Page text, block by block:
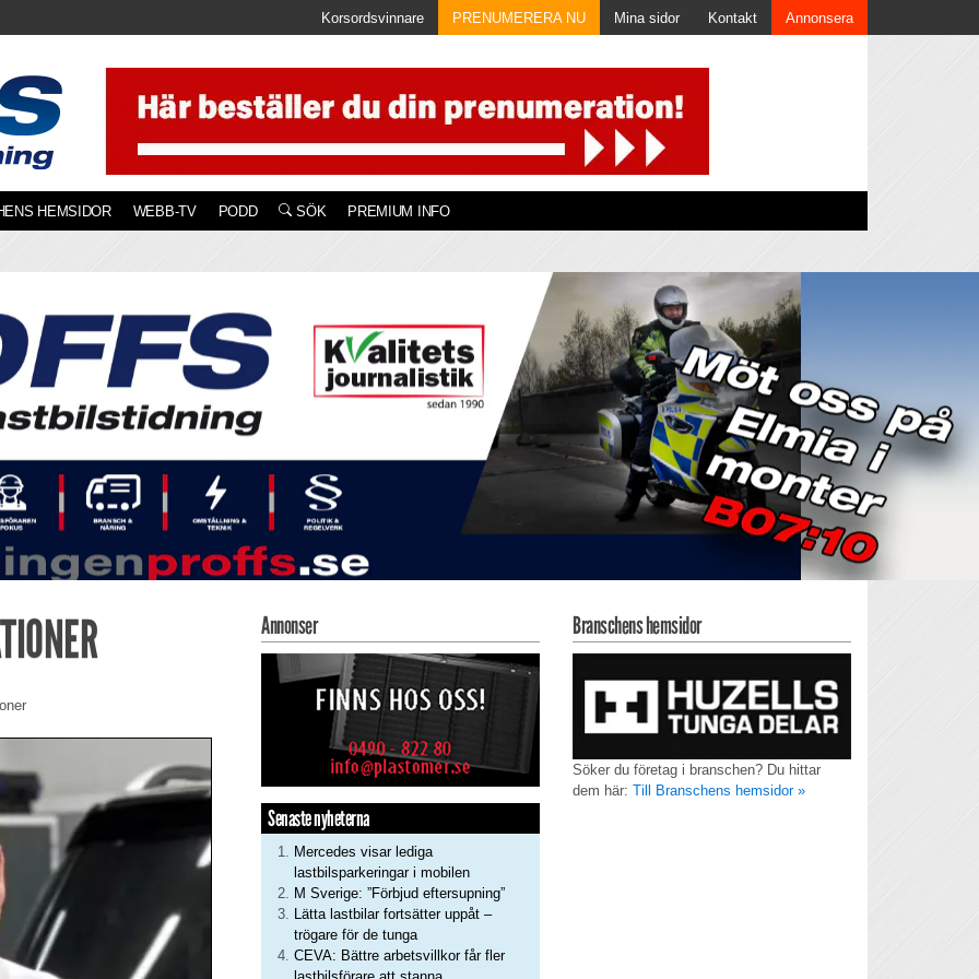
Korsordsvinnare PRENUMERERA NU Mina sidor Kontakt Annonsera
HEMSIDOR WEBB-TV PODD SÖK PREMIUM INFO
Annonser
Senaste nyheterna
Mercedes visar lediga
lastbilsparkeringar i mobilen
M Sverige: ”Förbjud eftersupning”
Lätta lastbilar fortsätter uppåt –
trögare för de tunga
CEVA: Bättre arbetsvillkor får fler
Branschens hemsidor
Söker du företag i branschen? Du hittar
dem här: Till Branschens hemsidor »